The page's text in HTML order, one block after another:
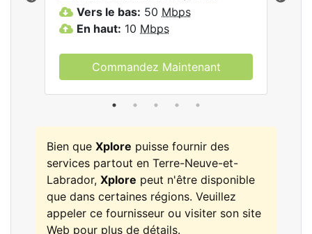
Vers le bas: 50 Mbps
En haut: 10 Mbps
Commandez Maintenant
Bien que Xplore puisse fournir des
services partout en Terre-Neuve-et-
Labrador, Xplore peut n'être disponible
que dans certaines régions. Veuillez
appeler ce fournisseur ou visiter son site
Web pour plus de détails.